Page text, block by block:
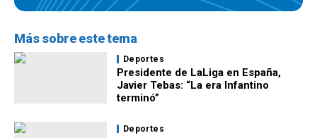
Más sobre este tema
Deportes
Presidente de LaLiga en España,
Javier Tebas: “La era Infantino
terminó”
Deportes